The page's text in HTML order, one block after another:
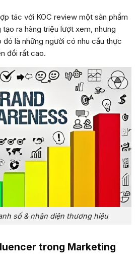
tác với KOC review một sản phẩm
ra hàng triệu lượt xem, nhưng
là những người có nhu cầu thực
đổi rất cao.
số & nhận diện thương hiệu
trong Marketing